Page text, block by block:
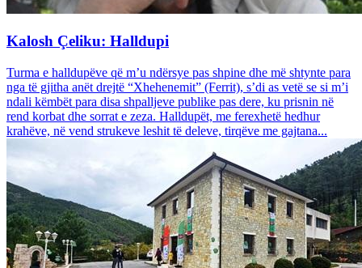
Kalosh Çeliku: Halldupi
Turma e halldupëve që m’u ndërsye pas shpine dhe më shtynte para
nga të gjitha anët drejtë “Xhehenemit” (Ferrit), s’di as vetë se si m’i
ndali këmbët para disa shpalljeve publike pas dere, ku prisnin në
rend korbat dhe sorrat e zeza. Halldupët, me ferexhetë hedhur
krahëve, në vend strukeve leshit të deleve, tirqëve me gajtana...